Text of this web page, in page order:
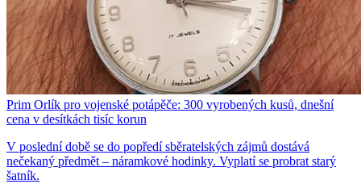
Prim Orlík pro vojenské potápěče: 300 vyrobených kusů, dnešní
cena v desítkách tisíc korun
V poslední době se do popředí sběratelských zájmů dostává
nečekaný předmět – náramkové hodinky. Vyplatí se probrat starý
šatník.